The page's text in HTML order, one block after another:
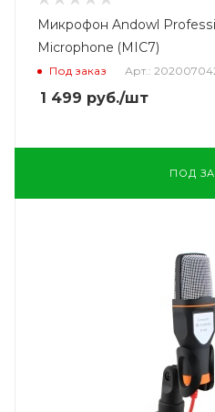
Микрофон Andowl
Microphone (MIC7)
Под заказ Арт.:
1 499 руб./шт
ПОД